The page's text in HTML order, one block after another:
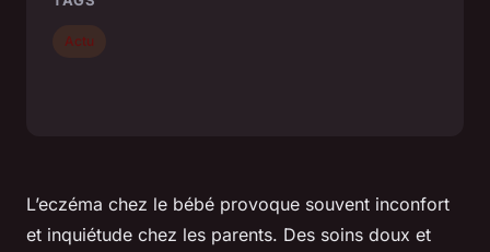
L’eczéma chez le bébé provoque souvent inconfort
et inquiétude chez les parents. Des soins doux et
Actu